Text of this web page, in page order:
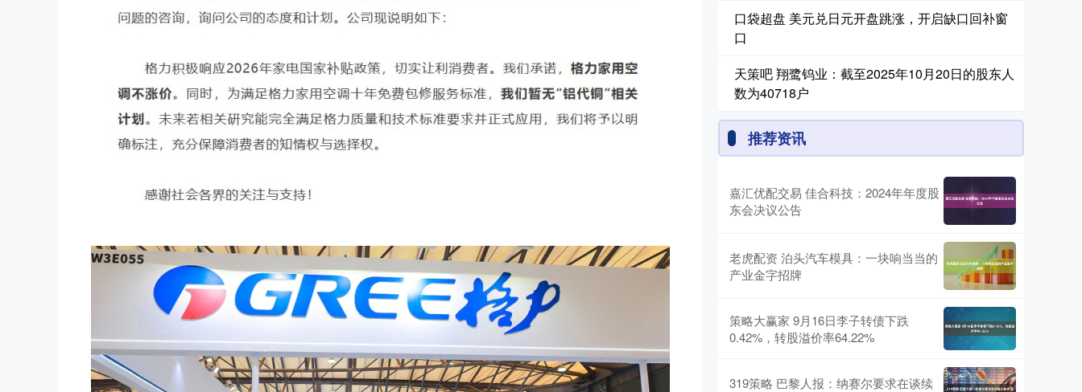
口袋超盘 美元兑日元开盘跳涨，开启缺口回补窗
口
天策吧 翔鹭钨业：截至2025年10月20日的股东人
数为40718户
推荐资讯
嘉汇优配交易 佳合科技：2024年年度股
东会决议公告
老虎配资 泊头汽车模具：一块响当当的
产业金字招牌
策略大赢家 9月16日李子转债下跌
0.42%，转股溢价率64.22%
319策略 巴黎人报：纳赛尔要求在谈续